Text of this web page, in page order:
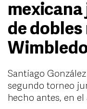
de
Santiago
segundo torneo
hecho antes, en el